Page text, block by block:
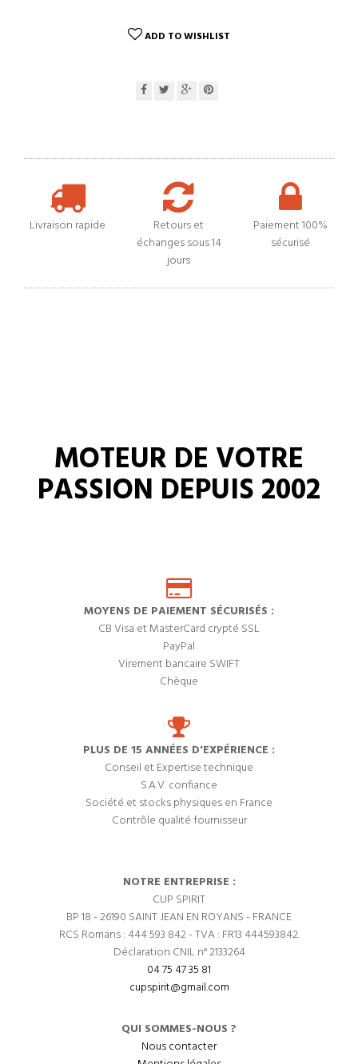
ADD TO WISHLIST
Livraison rapide
Retours et
échanges sous 14
jours
Paiement 100%
sécurisé
MOTEUR DE VOTRE
PASSION DEPUIS 2002
MOYENS DE PAIEMENT SÉCURISÉS :
CB Visa et MasterCard crypté SSL
PayPal
Virement bancaire SWIFT
Chèque
PLUS DE 15 ANNÉES D'EXPÉRIENCE :
Conseil et Expertise technique
S.A.V. confiance
Société et stocks physiques en France
Contrôle qualité fournisseur
NOTRE ENTREPRISE :
CUP SPIRIT
BP 18 - 26190 SAINT JEAN EN ROYANS - FRANCE
RCS Romans : 444 593 842 - TVA : FR13 444593842.
Déclaration CNIL n° 2133264
04 75 47 35 81
cupspirit@gmail.com
QUI SOMMES-NOUS ?
Nous contacter